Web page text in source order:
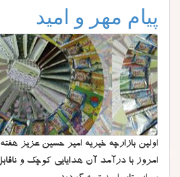
پیام مهر و امید
اولین بازارچه خیریه امیر حسین عزیز
امروز با درآمد آن هدایایی کوچک و